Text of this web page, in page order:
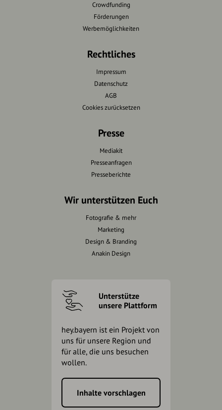
Crowdfunding
Förderungen
Werbemöglichkeiten
Rechtliches
Impressum
Datenschutz
AGB
Cookies zurücksetzen
Presse
Mediakit
Presseanfragen
Presseberichte
Wir unterstützen Euch
Fotografie & mehr
Marketing
Design & Branding
Anakin Design
Unterstütze
unsere Plattform
hey.bayern ist ein Projekt von
uns für unsere Region und
für alle, die uns besuchen
wollen.
Inhalte vorschlagen